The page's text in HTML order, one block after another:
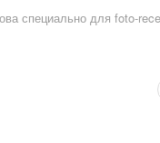
специально для foto-